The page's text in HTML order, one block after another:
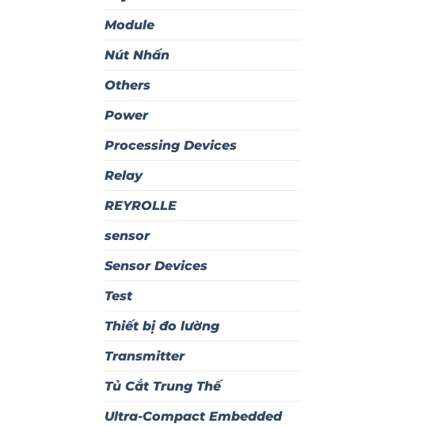
Module
Nút Nhấn
Others
Power
Processing Devices
Relay
REYROLLE
sensor
Sensor Devices
Test
Thiết bị đo lường
Transmitter
Tủ Cắt Trung Thế
Ultra-Compact Embedded